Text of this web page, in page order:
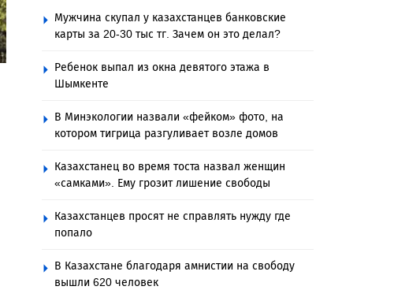
Мужчина скупал у казахстанцев банковские
карты за 20-30 тыс тг. Зачем он это делал?
Ребенок выпал из окна девятого этажа в
Шымкенте
В Минэкологии назвали «фейком» фото, на
котором тигрица разгуливает возле домов
Казахстанец во время тоста назвал женщин
«самками». Ему грозит лишение свободы
Казахстанцев просят не справлять нужду где
попало
В Казахстане благодаря амнистии на свободу
вышли 620 человек